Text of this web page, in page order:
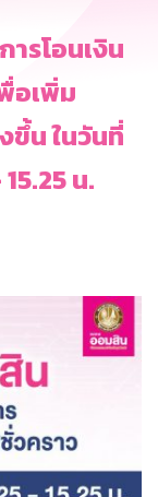
รโอนเงิน
อเพิ่ม
ขึ้น ในวันที่
น.